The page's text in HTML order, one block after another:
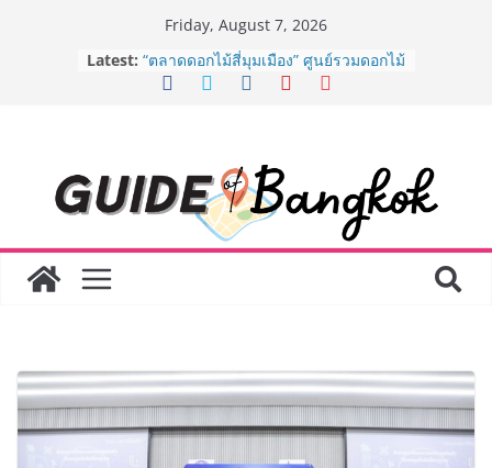
Friday, August 7, 2026
Latest:
BEDO เดินหน้าจัดกิจกรรมเจรจาธุรกิจ
“BIO TRADE CONNECT 2026” ยก
ระดับผลิตภัณฑ์ท้องถิ่นสู่ตลาดเชิง
ภัณฑ์ครบวงจร ขอเชิญเลือกซื้อมาลัย
และของขวัญต้อนรับวันแม่ เปิดให้
บริการทุกวันตลอด 24 ชั่วโมง
ครั้งแรกของไทย ส่งอุปกรณ์วิทยาศาสตร์
“CE-7 MATCH” ฝีมือคนไทย ร่วมภารกิจ
พร้อมฟรีคอนเสิร์ต “โชค รถแห่” ยกวง
AirAsia X SEE FAH พันธมิตรทางธุรกิจ
ยาวนานกว่า 20 ปี ต่อยอดเสิร์ฟความ
อร่อย ยกเมนูระดับตำนาน “ข้าวหน้าไก่
ราชวงศ์” พุ่งทะยานสู่น่านฟ้า